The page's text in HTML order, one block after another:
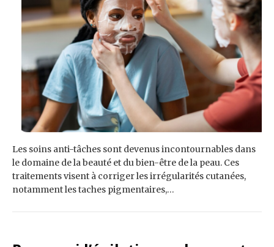
Les soins anti-tâches sont devenus incontournables dans
le domaine de la beauté et du bien-être de la peau. Ces
traitements visent à corriger les irrégularités cutanées,
notamment les taches pigmentaires,…